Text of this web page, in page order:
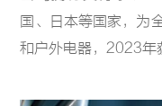
国、日本等国家，为
和户外电器，2023年